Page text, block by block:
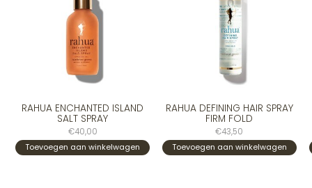
RAHUA ENCHANTED ISLAND
SALT SPRAY
€40,00
Toevoegen aan winkelwagen
RAHUA DEFINING HAIR SPRAY
FIRM FOLD
€43,50
Toevoegen aan winkelwagen